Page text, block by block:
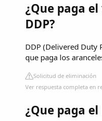
¿Que paga
DDP?
DDP (Delivered Duty
que paga los
Solicitud de eliminación
Ver respuesta completa en
¿Que paga el